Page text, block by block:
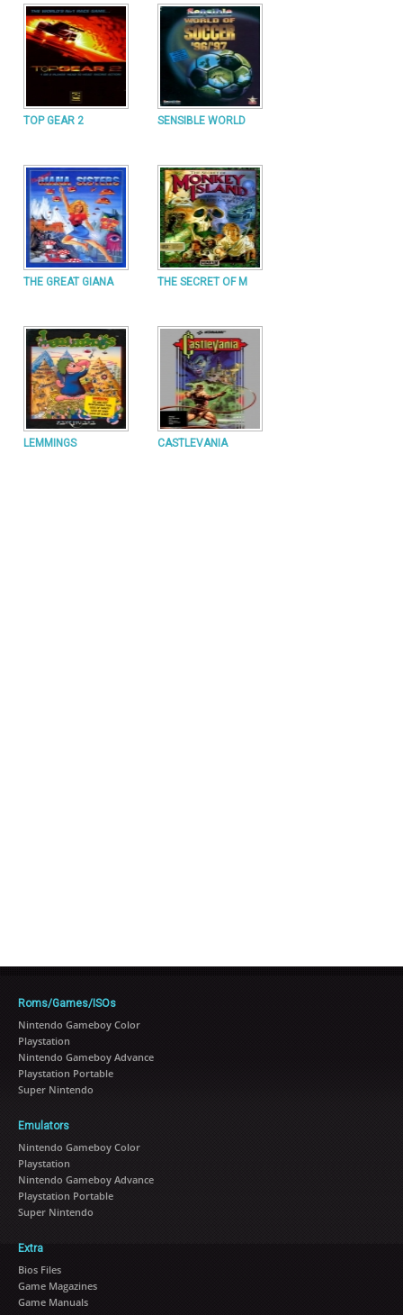
TOP GEAR 2 SENSIBLE WORLD
THE GREAT GIANA THE SECRET OF M
LEMMINGS CASTLEVANIA
Roms/Games/ISOs
Nintendo Gameboy Color
Playstation
Nintendo Gameboy Advance
Playstation Portable
Super Nintendo
Emulators
Nintendo Gameboy Color
Playstation
Nintendo Gameboy Advance
Playstation Portable
Super Nintendo
Extra
Bios Files
Game Magazines
Game Manuals